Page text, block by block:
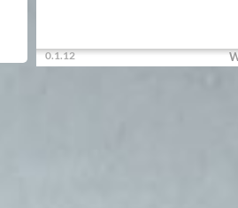
0.1.12